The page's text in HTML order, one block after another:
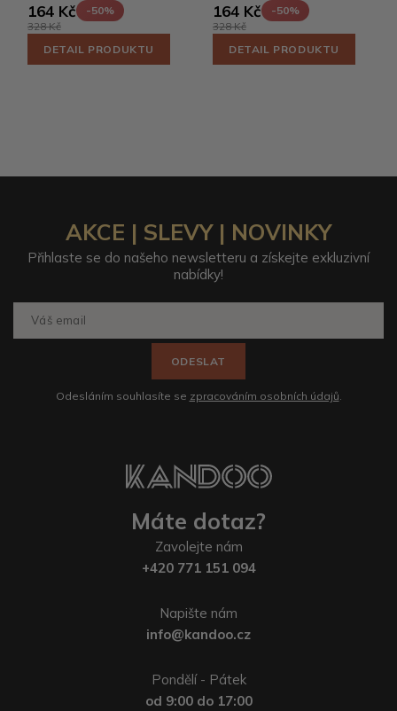
164 Kč
-50%
328 Kč
DETAIL PRODUKTU
164 Kč
-50%
328 Kč
DETAIL PRODUKTU
AKCE | SLEVY | NOVINKY
Přihlaste se do našeho newsletteru a získejte exkluzivní
nabídky!
ODESLAT
Odesláním souhlasíte se zpracováním osobních údajů
Máte dotaz?
Zavolejte nám
+420 771 151 094
Napište nám
info@kandoo.cz
Pondělí - Pátek
od 9:00 do 17:00